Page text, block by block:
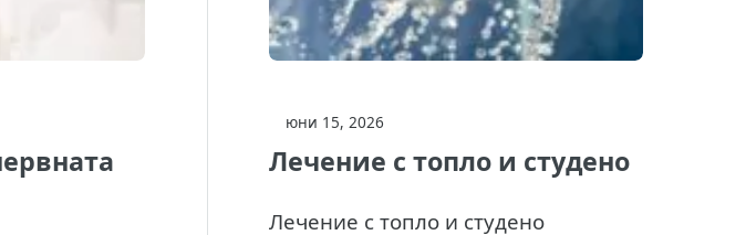
юни 15, 2026
Лечение с топло и студено
Лечение с топло и студено